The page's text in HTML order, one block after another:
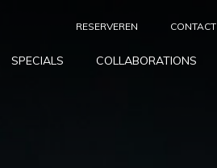
RESERVEREN CONTACT
SPECIALS COLLABORATIONS